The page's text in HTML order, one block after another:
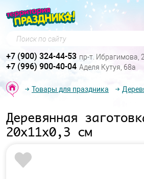
Поиск по сайту
+7 (900) 324-44-53 пр-т. Ибрагимова,
+7 (996) 900-40-04 Аделя Кутуя, 68а
Товары для праздника
Деревянная
20х11х0,3 см